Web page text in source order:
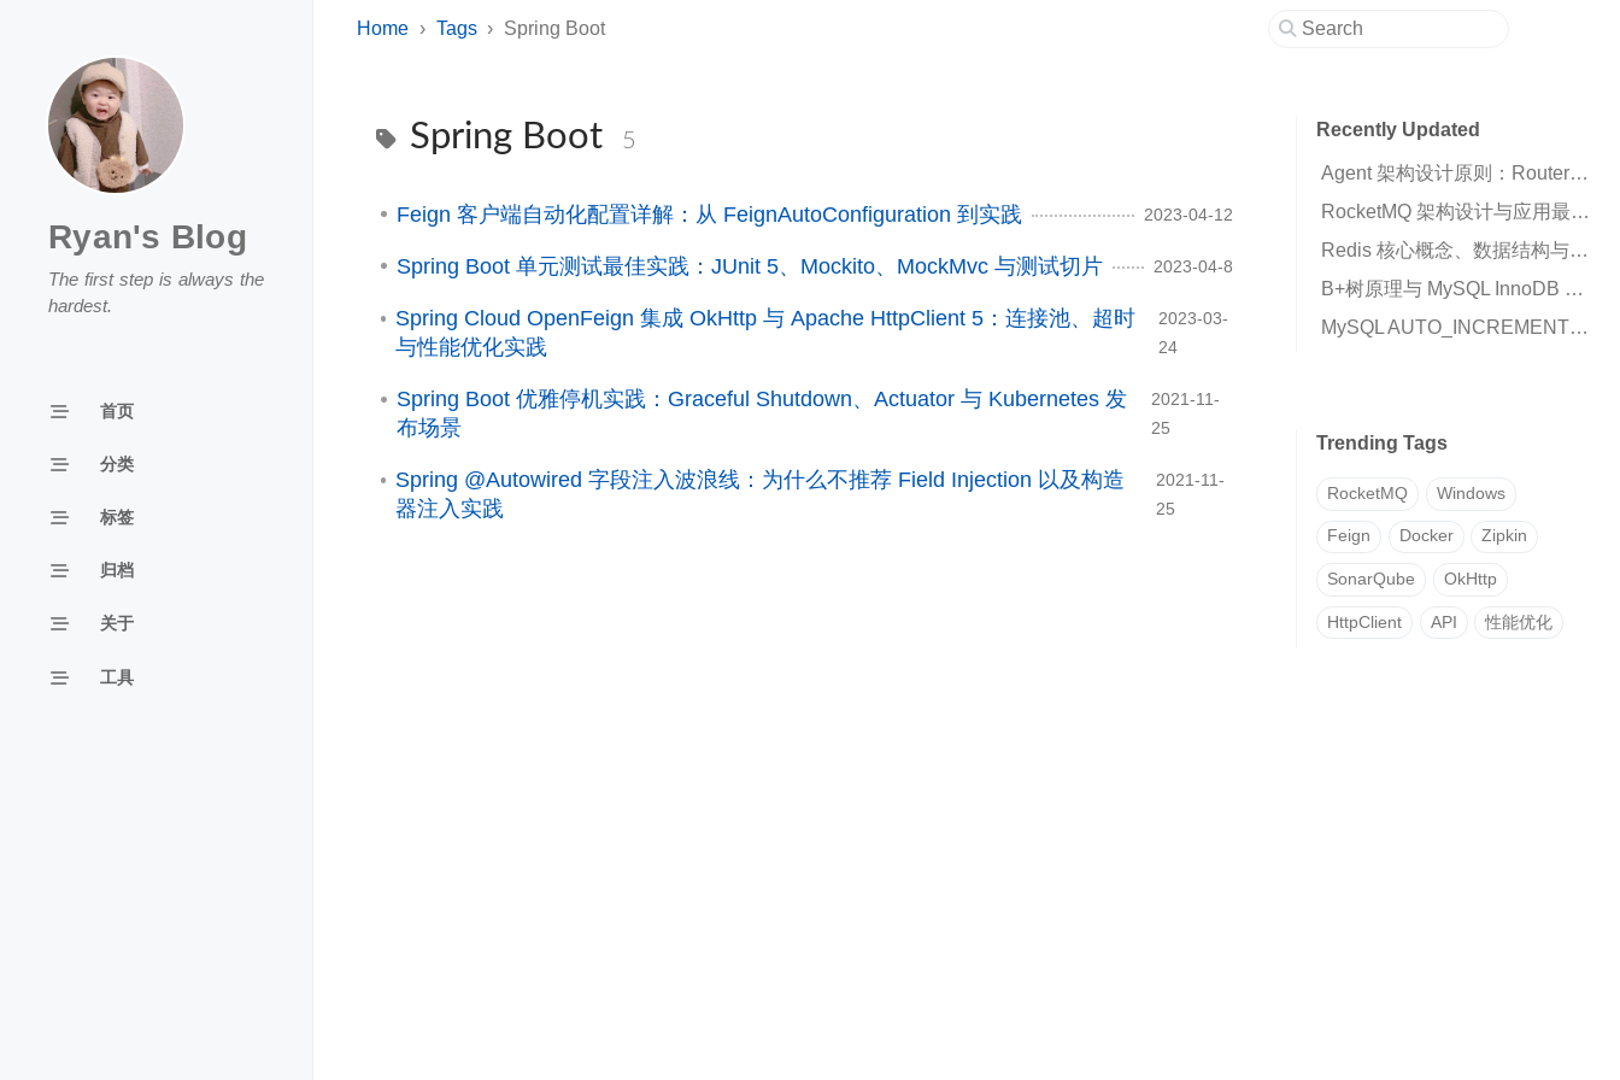
Ryan's Blog
The first step is always the
hardest.
首页
分类
标签
归档
关于
工具
Home Tags Spring Boot
Spring Boot 5
Feign 客户端自动化配置详解：从 FeignAutoConfiguration 到实践 2023-04-12
Spring Boot 单元测试最佳实践：JUnit 5、Mockito、MockMvc 与测试切片 2023-04-8
Spring Cloud OpenFeign 集成 OkHttp 与 Apache HttpClient 5：连接池、超时
与性能优化实践
2023-03-
24
Spring Boot 优雅停机实践：Graceful Shutdown、Actuator 与 Kubernetes 发
布场景
2021-11-
25
Spring @Autowired 字段注入波浪线：为什么不推荐 Field Injection 以及构造
器注入实践
2021-11-
25
Recently Updated
Agent 架构设计原则：Router、Runtime 与 Business Script 的职责划分
RocketMQ 架构设计与应用最佳实践：高可用消息队列核心解析
Redis 核心概念、数据结构与高可用架构详解
B+树原理与 MySQL InnoDB 索引机制解析
MySQL AUTO_INCREMENT 插入 0 变成自增值的原因与解决方案
Trending Tags
RocketMQ Windows
Feign Docker Zipkin
SonarQube OkHttp
HttpClient API 性能优化